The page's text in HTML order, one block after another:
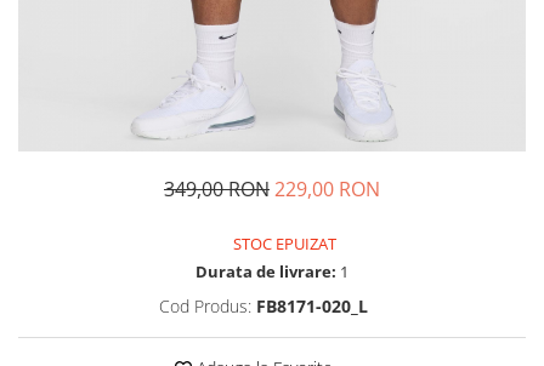
Caciuli
349,00 RON229,00 RON
STOC EPUIZAT
Durata de livrare: 1
Cod Produs: FB8171-020_L